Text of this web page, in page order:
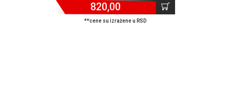
820,00
**cene su izražene u RSD